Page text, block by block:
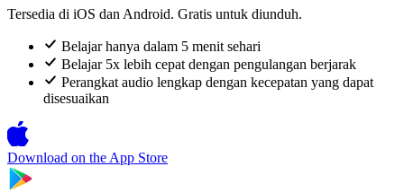
Tersedia di iOS dan Android. Gratis untuk diunduh.
Belajar hanya dalam 5 menit sehari
Belajar 5x lebih cepat dengan pengulangan berjarak
Perangkat audio lengkap dengan kecepatan yang dapat
disesuaikan
Download on the App Store